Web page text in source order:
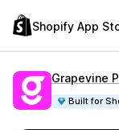
Shopify App
Grapevine
Built for